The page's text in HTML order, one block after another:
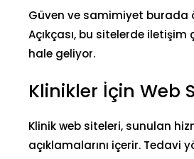
Güven ve samimiyet burada
Açıkçası, bu sitelerde
hale geliyor.
Klinikler İçin Web
Klinik web siteleri, sunulan
açıklamalarını içerir. Tedavi